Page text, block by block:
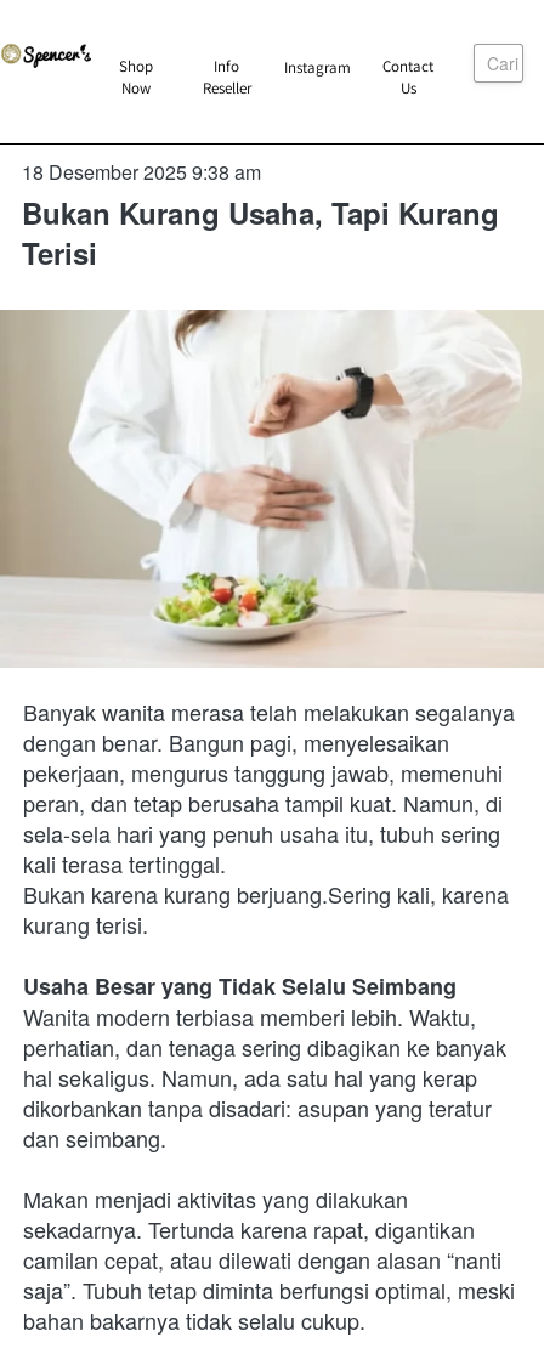
`
Shop
Now
` Info
Reseller
`Instagram `
Contact
Us
Cari
18 Desember 2025 9:38 am
Bukan Kurang Usaha, Tapi Kurang
Terisi
Banyak wanita merasa telah melakukan segalanya
dengan benar. Bangun pagi, menyelesaikan
pekerjaan, mengurus tanggung jawab, memenuhi
peran, dan tetap berusaha tampil kuat. Namun, di
sela-sela hari yang penuh usaha itu, tubuh sering
kali terasa tertinggal.
Bukan karena kurang berjuang.Sering kali, karena
kurang terisi.
Usaha Besar yang Tidak Selalu Seimbang
Wanita modern terbiasa memberi lebih. Waktu,
perhatian, dan tenaga sering dibagikan ke banyak
hal sekaligus. Namun, ada satu hal yang kerap
dikorbankan tanpa disadari: asupan yang teratur
dan seimbang.
Makan menjadi aktivitas yang dilakukan
sekadarnya. Tertunda karena rapat, digantikan
camilan cepat, atau dilewati dengan alasan “nanti
saja”. Tubuh tetap diminta berfungsi optimal, meski
bahan bakarnya tidak selalu cukup.